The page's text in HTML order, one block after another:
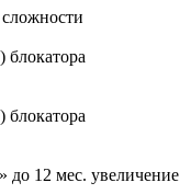
12 мес. увеличение